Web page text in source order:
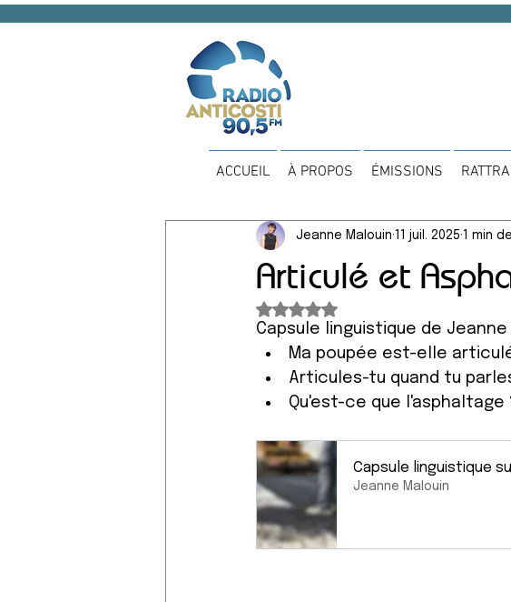
ACCUEIL À PROPOS ÉMISSIONS
Articulé et
Jeanne Malouin 11 juil. 2025 1 min
Noté NaN étoiles sur 5.
Capsule linguistique de
Ma poupée est-elle
Articules-tu quand tu
Qu'est-ce que l'asphaltage
Capsule linguistique
Jeanne Malouin